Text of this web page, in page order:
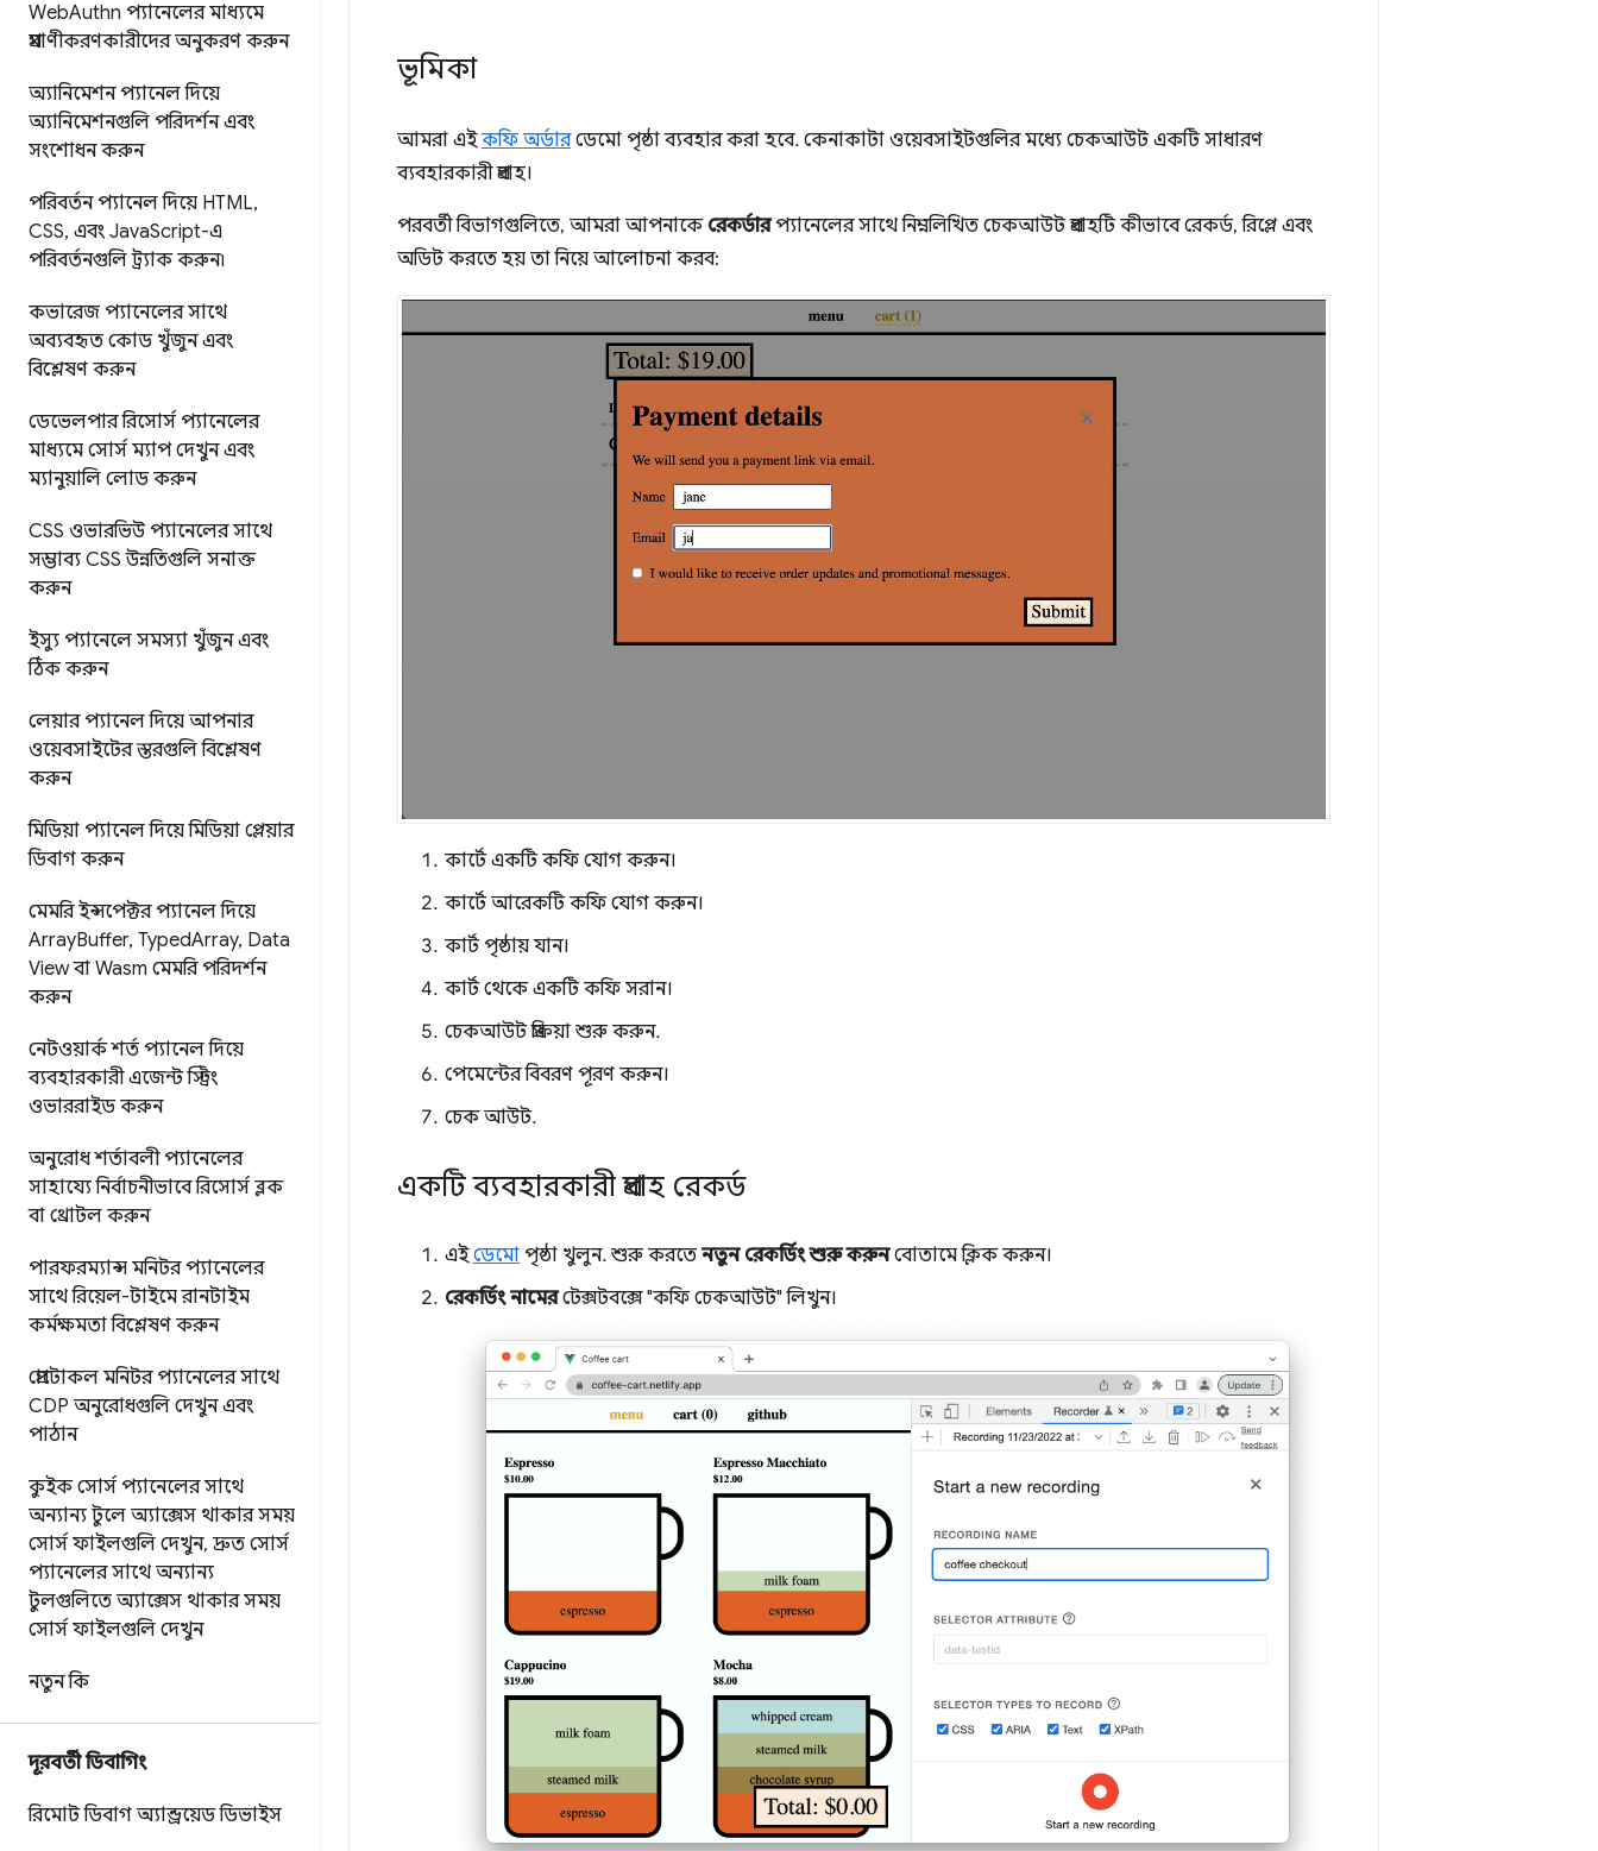
WebAuthn প্যানেলের মাধ্যমে
প্রমাণীকরণকারীদের অনুকরণ করুন
অ্যানিমেশন প্যানেল দিয়ে
অ্যানিমেশনগুলি পরিদর্শন এবং
সংশোধন করুন
পরিবর্তন প্যানেল দিয়ে HTML,
CSS, এবং JavaScript-এ
পরিবর্তনগুলি ট্র্যাক করুন৷
কভারেজ প্যানেলের সাথে
অব্যবহৃত কোড খুঁজুন এবং
বিশ্লেষণ করুন
ডেভেলপার রিসোর্স প্যানেলের
মাধ্যমে সোর্স ম্যাপ দেখুন এবং
ম্যানুয়ালি লোড করুন
CSS ওভারভিউ প্যানেলের সাথে
সম্ভাব্য CSS উন্নতিগুলি সনাক্ত
করুন
ইস্যু প্যানেলে সমস্যা খুঁজুন এবং
ঠিক করুন
লেয়ার প্যানেল দিয়ে আপনার
ওয়েবসাইটের স্তরগুলি বিশ্লেষণ
করুন
মিডিয়া প্যানেল দিয়ে মিডিয়া প্লেয়ার
ডিবাগ করুন
মেমরি ইন্সপেক্টর প্যানেল দিয়ে
ArrayBuffer, TypedArray, Data
View বা Wasm মেমরি পরিদর্শন
করুন
নেটওয়ার্ক শর্ত প্যানেল দিয়ে
ব্যবহারকারী এজেন্ট স্ট্রিং
ওভাররাইড করুন
অনুরোধ শর্তাবলী প্যানেলের
সাহায্যে নির্বাচনীভাবে রিসোর্স ব্লক
বা থ্রোটল করুন
পারফরম্যান্স মনিটর প্যানেলের
সাথে রিয়েল-টাইমে রানটাইম
কর্মক্ষমতা বিশ্লেষণ করুন
প্রোটোকল মনিটর প্যানেলের সাথে
CDP অনুরোধগুলি দেখুন এবং
পাঠান
কুইক সোর্স প্যানেলের সাথে
অন্যান্য টুলে অ্যাক্সেস থাকার সময়
সোর্স ফাইলগুলি দেখুন, দ্রুত সোর্স
প্যানেলের সাথে অন্যান্য
টুলগুলিতে অ্যাক্সেস থাকার সময়
সোর্স ফাইলগুলি দেখুন
নতুন কি
দূরবর্তী ডিবাগিং
রিমোট ডিবাগ অ্যান্ড্রয়েড ডিভাইস
ভূমিকা
আমরা এইকফি অর্ডারডেমো পৃষ্ঠা ব্যবহার করা হবে. কেনাকাটা ওয়েবসাইটগুলির মধ্যে চেকআউট একটি সাধারণ
ব্যবহারকারী প্রবাহ।
পরবর্তী বিভাগগুলিতে, আমরা আপনাকে রেকর্ডারপ্যানেলের সাথে নিম্নলিখিত চেকআউট প্রবাহটি কীভাবে রেকর্ড, রিপ্লে এবং
অডিট করতে হয় তা নিয়ে আলোচনা করব:
কার্টে একটি কফি যোগ করুন।
কার্টে আরেকটি কফি যোগ করুন।
কার্ট পৃষ্ঠায় যান।
কার্ট থেকে একটি কফি সরান।
চেকআউট প্রক্রিয়া শুরু করুন.
পেমেন্টের বিবরণ পূরণ করুন।
চেক আউট.
একটি ব্যবহারকারী প্রবাহ রেকর্ড
এইডেমো পৃষ্ঠা খুলুন. শুরু করতে নতুন রেকর্ডিং শুরু করুনবোতামে ক্লিক করুন।
রেকর্ডিং নামেরটেক্সটবক্সে "কফি চেকআউট" লিখুন।